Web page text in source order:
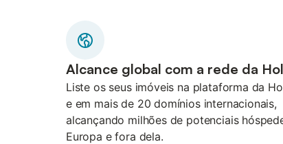
Alcance global com a rede da
Liste os seus imóveis na plataforma da
e em mais de 20 domínios internacionais,
alcançando milhões de potenciais
Europa e fora dela.